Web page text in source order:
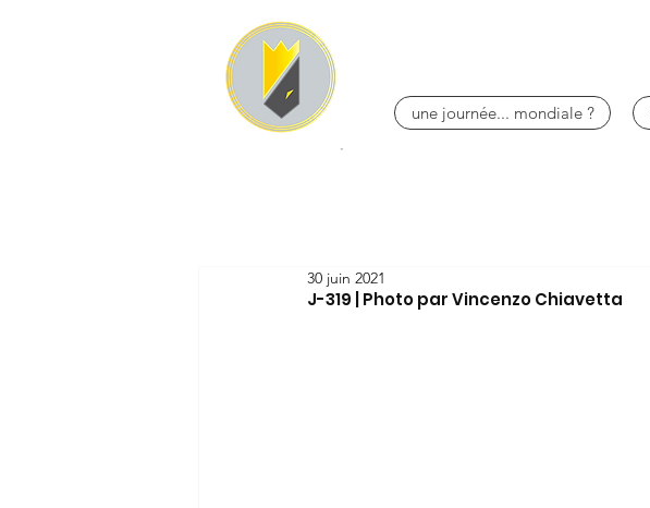
une journée... mondiale ?
J-319 | Photo par Vincenzo Chiavetta
30 juin 2021